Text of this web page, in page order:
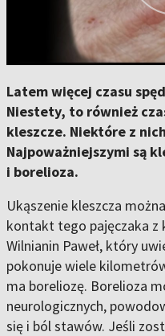
Latem więcej czasu
Niestety, to również
kleszcze. Niektóre z
Najpoważniejszymi są
i borelioza.
Ukąszenie kleszcza
kontakt tego pajęczaka z
Wilnianin Paweł, który
pokonuje wiele
ma boreliozę. Borelioza
neurologicznych,
się i ból stawów. Jeśli